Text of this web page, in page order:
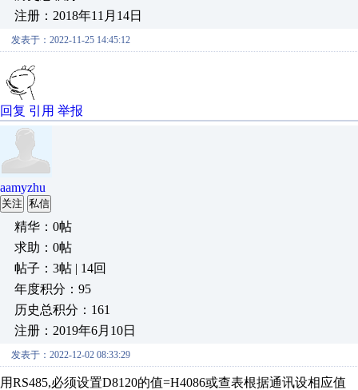
注册：2018年11月14日
发表于：2022-11-25 14:45:12
回复 引用 举报
aamyzhu
关注 私信
精华：0帖
求助：0帖
帖子：3帖 | 14回
年度积分：95
历史总积分：161
注册：2019年6月10日
发表于：2022-12-02 08:33:29
用RS485,必须设置D8120的值=H4086或查表根据通讯设相应值